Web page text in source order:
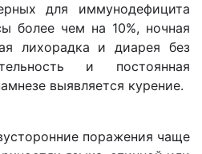
для иммунодефицита
более чем на 10%, ночная
лихорадка и диарея без
и постоянная
выявляется курение.
поражения чаще